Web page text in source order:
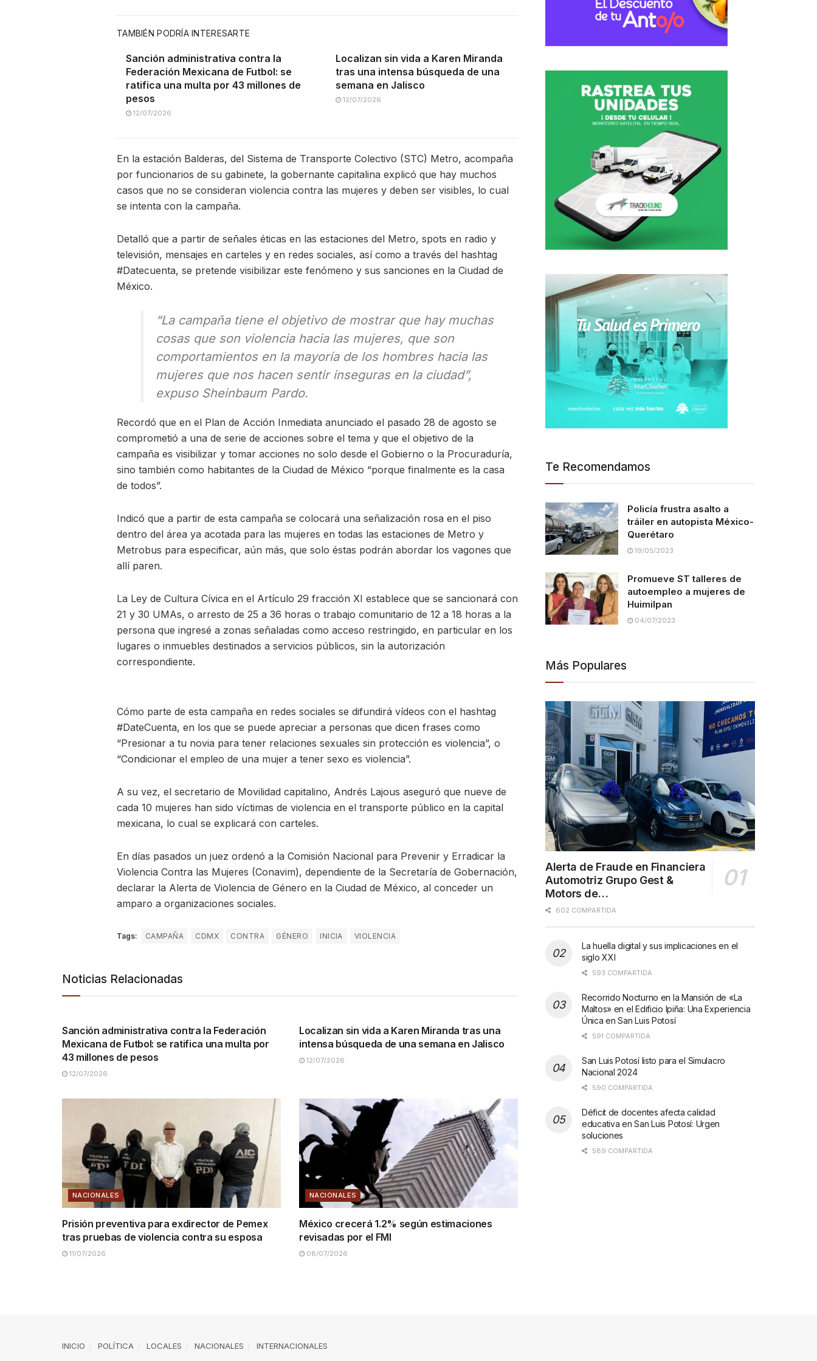
TAMBIÉN PODRÍA INTERESARTE
Sanción administrativa contra la
Federación Mexicana de Futbol: se
ratifica una multa por 43 millones de
pesos
12/07/2026
Localizan sin vida a Karen Miranda
tras una intensa búsqueda de una
semana en Jalisco
12/07/2026
En la estación Balderas, del Sistema de Transporte Colectivo (STC) Metro, acompaña
por funcionarios de su gabinete, la gobernante capitalina explicó que hay muchos
casos que no se consideran violencia contra las mujeres y deben ser visibles, lo cual
se intenta con la campaña.
Detalló que a partir de señales éticas en las estaciones del Metro, spots en radio y
televisión, mensajes en carteles y en redes sociales, así como a través del hashtag
#Datecuenta, se pretende visibilizar este fenómeno y sus sanciones en la Ciudad de
México.
“La campaña tiene el objetivo de mostrar que hay muchas
cosas que son violencia hacia las mujeres, que son
comportamientos en la mayoría de los hombres hacia las
mujeres que nos hacen sentir inseguras en la ciudad”,
expuso Sheinbaum Pardo.
Recordó que en el Plan de Acción Inmediata anunciado el pasado 28 de agosto se
comprometió a una de serie de acciones sobre el tema y que el objetivo de la
campaña es visibilizar y tomar acciones no solo desde el Gobierno o la Procuraduría,
sino también como habitantes de la Ciudad de México “porque finalmente es la casa
de todos”.
Indicó que a partir de esta campaña se colocará una señalización rosa en el piso
dentro del área ya acotada para las mujeres en todas las estaciones de Metro y
Metrobus para especificar, aún más, que solo éstas podrán abordar los vagones que
allí paren.
La Ley de Cultura Cívica en el Artículo 29 fracción XI establece que se sancionará con
21 y 30 UMAs, o arresto de 25 a 36 horas o trabajo comunitario de 12 a 18 horas a la
persona que ingresé a zonas señaladas como acceso restringido, en particular en los
lugares o inmuebles destinados a servicios públicos, sin la autorización
correspondiente.
Cómo parte de esta campaña en redes sociales se difundirá vídeos con el hashtag
#DateCuenta, en los que se puede apreciar a personas que dicen frases como
“Presionar a tu novia para tener relaciones sexuales sin protección es violencia”, o
“Condicionar el empleo de una mujer a tener sexo es violencia”.
A su vez, el secretario de Movilidad capitalino, Andrés Lajous aseguró que nueve de
cada 10 mujeres han sido víctimas de violencia en el transporte público en la capital
mexicana, lo cual se explicará con carteles.
En días pasados un juez ordenó a la Comisión Nacional para Prevenir y Erradicar la
Violencia Contra las Mujeres (Conavim), dependiente de la Secretaría de Gobernación,
declarar la Alerta de Violencia de Género en la Ciudad de México, al conceder un
amparo a organizaciones sociales.
Tags: CAMPAÑA CDMX CONTRA GÉNERO INICIA VIOLENCIA
Noticias Relacionadas
Sanción administrativa contra la Federación
Mexicana de Futbol: se ratifica una multa por
43 millones de pesos
12/07/2026
Localizan sin vida a Karen Miranda tras una
intensa búsqueda de una semana en Jalisco
12/07/2026
NACIONALES
Prisión preventiva para exdirector de Pemex
tras pruebas de violencia contra su esposa
11/07/2026
NACIONALES
México crecerá 1.2% según estimaciones
revisadas por el FMI
08/07/2026
Te Recomendamos
Policía frustra asalto a
tráiler en autopista México-
Querétaro
19/05/2023
Promueve ST talleres de
autoempleo a mujeres de
Huimilpan
04/07/2023
Más Populares
Alerta de Fraude en Financiera
Automotriz Grupo Gest &
Motors de…
602 COMPARTIDA
La huella digital y sus implicaciones en el
siglo XXI
593 COMPARTIDA
Recorrido Nocturno en la Mansión de «La
Maltos» en el Edificio Ipiña: Una Experiencia
Única en San Luis Potosí
591 COMPARTIDA
San Luis Potosí listo para el Simulacro
Nacional 2024
590 COMPARTIDA
Déficit de docentes afecta calidad
educativa en San Luis Potosí: Urgen
soluciones
589 COMPARTIDA
INICIO POLÍTICA LOCALES NACIONALES INTERNACIONALES